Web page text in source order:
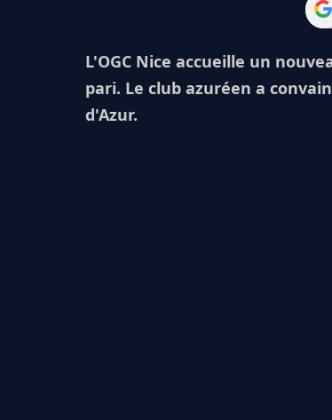
L'OGC Nice accueille un
pari. Le club azuréen a
d'Azur.